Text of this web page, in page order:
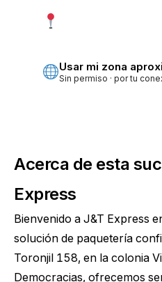
Usar mi zona
Sin permiso · por tu
Acerca de esta
Express
Bienvenido a J&T Express
solución de paquetería
Toronjil 158, en la colonia
Democracias, ofrecemos